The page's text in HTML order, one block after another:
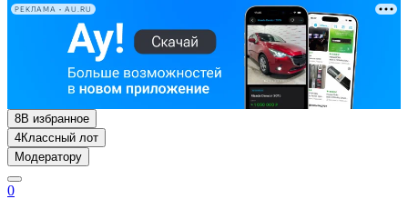
РЕКЛАМА • AU.RU
8В избранное
4Классный лот
Модератору
0